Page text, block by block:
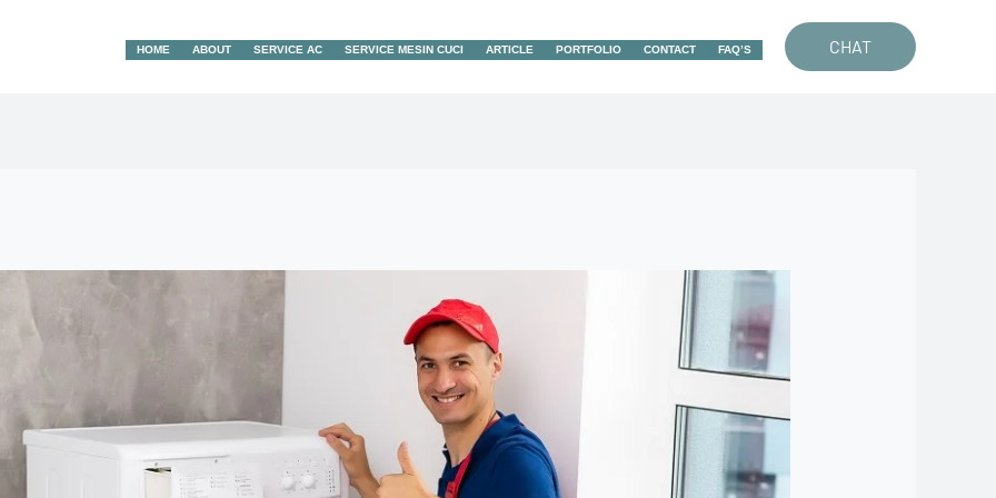
HOME ABOUT SERVICE AC SERVICE MESIN CUCI ARTICLE PORTFOLIO CONTACT FAQ’S CHAT